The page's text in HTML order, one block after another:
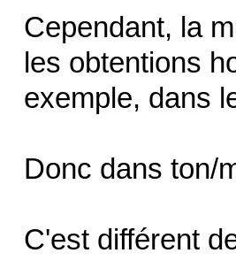
Cependant, la
les obtentions
exemple, dans
Donc dans ton/
C'est différent